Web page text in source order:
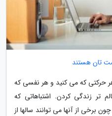
تان هستند
حرکتی که می کنید و هر نفسی که
تر زندگی کردن. اشتباهاتی که
برخی از آنها می توانند سالها از